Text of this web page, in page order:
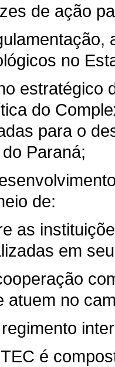
de ação
no
estratégico
do
para o
Paraná;
de:
as
em
atuem no
é